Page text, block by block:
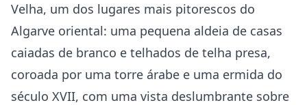
Velha, um dos lugares mais pitorescos do
Algarve oriental: uma pequena aldeia de casas
caiadas de branco e telhados de telha presa,
coroada por uma torre árabe e uma ermida do
século XVII, com uma vista deslumbrante sobre